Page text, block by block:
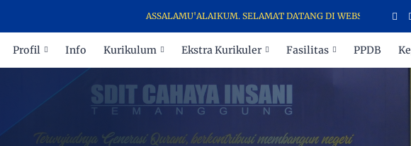
ASSALAMU'ALAIKUM. SELAMAT DATANG DI WEBSITE SDIT CAHAYA
Profil Info Kurikulum Ekstra Kurikuler Fasilitas PPDB